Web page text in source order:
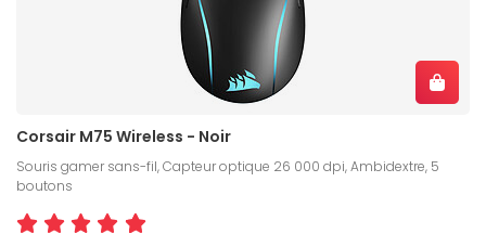
Corsair M75 Wireless - Noir
Souris gamer sans-fil, Capteur optique 26 000 dpi, Ambidextre, 5
boutons